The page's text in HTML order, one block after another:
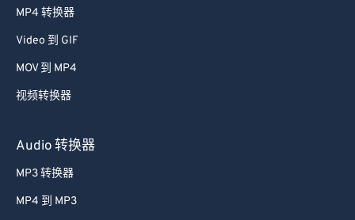
MP4 转换器
Video 到 GIF
MOV 到 MP4
视频转换器
Audio 转换器
MP3 转换器
MP4 到 MP3